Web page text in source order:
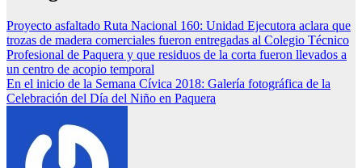
Proyecto asfaltado Ruta Nacional 160: Unidad Ejecutora aclara que
trozas de madera comerciales fueron entregadas al Colegio Técnico
Profesional de Paquera y que residuos de la corta fueron llevados a
un centro de acopio temporal
En el inicio de la Semana Cívica 2018: Galería fotográfica de la
Celebración del Día del Niño en Paquera